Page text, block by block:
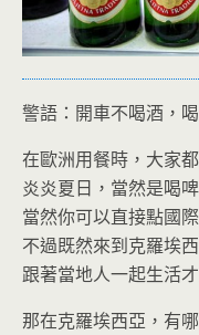
警語：開車不喝酒，
在歐洲用餐時，大家
炎炎夏日，當然是喝
當然你可以直接點國
不過既然來到克羅埃
跟著當地人一起生活
那在克羅埃西亞，有